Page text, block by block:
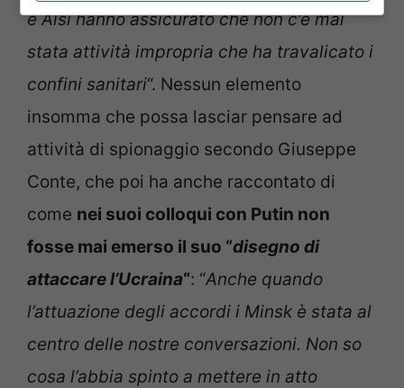
e Aisi hanno assicurato che non c’è mai
stata attività impropria che ha travalicato i
confini sanitari“. Nessun elemento
insomma che possa lasciar pensare ad
attività di spionaggio secondo Giuseppe
Conte, che poi ha anche raccontato di
come nei suoi colloqui con Putin non
fosse mai emerso il suo “disegno di
attaccare l’Ucraina“: “Anche quando
l’attuazione degli accordi i Minsk è stata al
centro delle nostre conversazioni. Non so
cosa l’abbia spinto a mettere in atto